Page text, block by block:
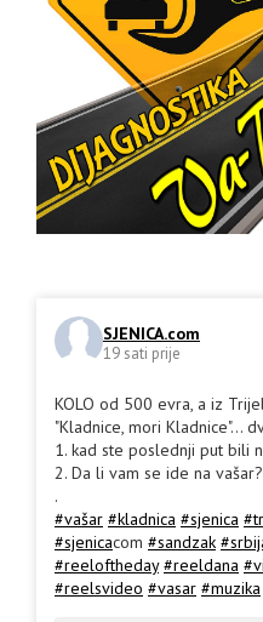
SJENICA.com
19 sati prije
KOLO od 500 evra, a iz
"Kladnice, mori Kladnice"...
1. kad ste poslednji put bili
2. Da li vam se ide na vašar?
.
#vašar #kladnica #sjenica
#sjenicacom #sandzak
#reeloftheday #reeldana
#reelsvideo #vasar #muzika